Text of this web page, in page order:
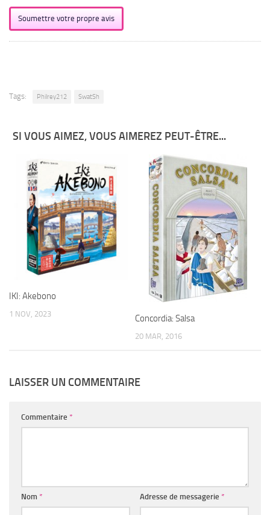
Soumettre votre propre avis
Tags: Philrey212 SwatSh
SI VOUS AIMEZ, VOUS AIMEREZ PEUT-ÊTRE...
IKI: Akebono
1 NOV, 2023 Concordia: Salsa
20 MAR, 2016
LAISSER UN COMMENTAIRE
Commentaire *
Nom * Adresse de messagerie *